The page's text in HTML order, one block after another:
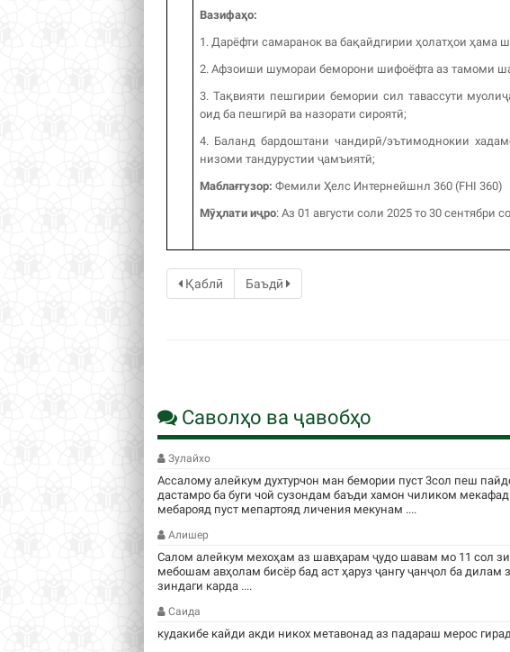
Вазифаҳо:
1. Дарёфти самаранок ва бақайдгирии ҳолатҳои ҳама
2. Афзоиши шумораи беморони шифоёфта аз тамоми
3. Тақвияти пешгирии бемории сил тавассути
оид ба пешгирӣ ва назорати сироятӣ;
4. Баланд бардоштани чандирӣ/эътимоднокии
низоми тандурустии ҷамъиятӣ;
Маблағгузор: Фемили Ҳелс Интернейшнл 360 (FHI 360)
Мӯҳлати иҷро: Аз 01 августи соли 2025 то 30 сентябри
Қаблӣ Баъдӣ
Саволҳо ва ҷавобҳо
Зулайхо
Ассалому алейкум духтурчон ман бемории пуст 3сол пеш
дастамро ба буги чой сузондам баъди хамон чиликом мекафад
мебарояд пуст мепартояд личения мекунам ....
Алишер
Салом алейкум мехоҳам аз шавҳарам ҷудо шавам мо 11 сол
мебошам авҳолам бисёр бад аст ҳаруз ҷангу ҷанҷол ба дилам
зиндаги карда ....
Саида
кудакибе кайди акди никох метавонад аз падараш мерос